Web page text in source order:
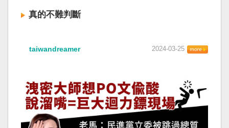
真的不難判斷
taiwandreamer 2024-03-25